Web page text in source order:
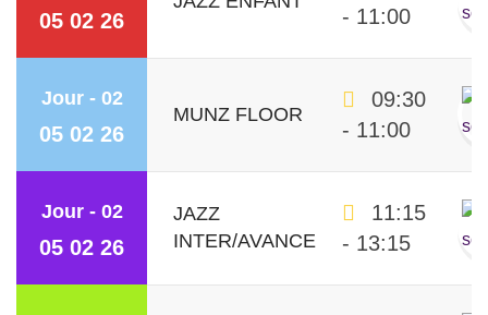
05 02 26
- 11:00
Jour - 02
05 02 26
MUNZ FLOOR
09:30
- 11:00
Jour - 02
05 02 26
JAZZ
INTER/AVANCE
11:15
- 13:15